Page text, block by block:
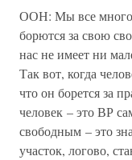
ООН: Мы все много
борются за свою
нас не имеет ни
Так вот, когда
что он борется за
человек – это ВР
свободным – это
участок, логово,